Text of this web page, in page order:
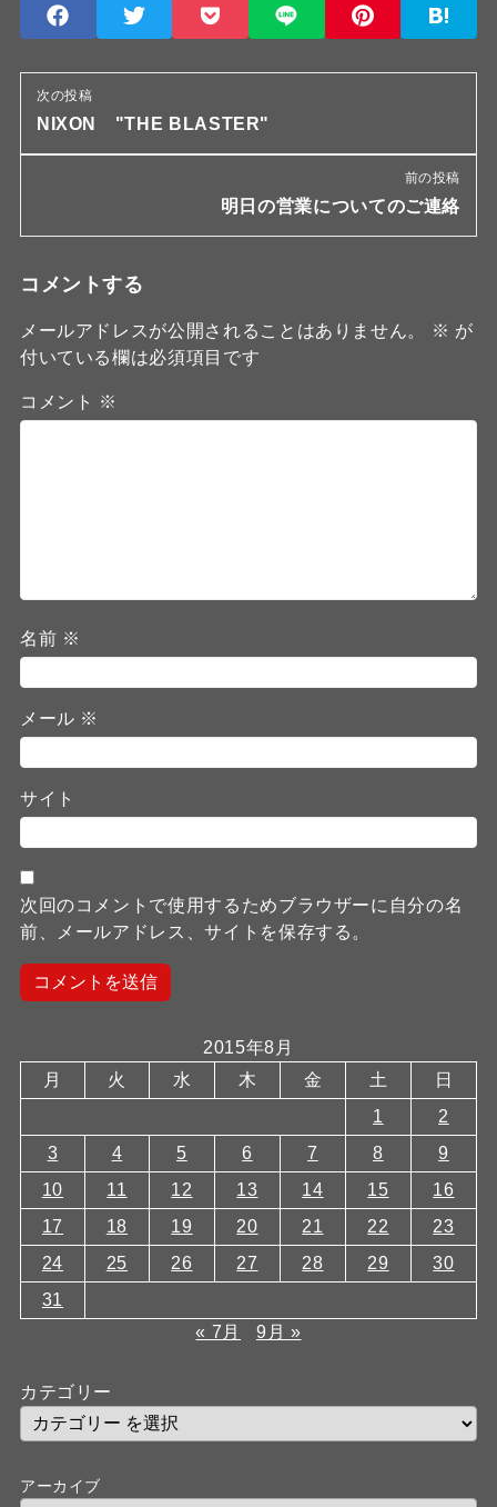
次の投稿
NIXON "THE BLASTER"
前の投稿
明日の営業についてのご連絡
コメントする
メールアドレスが公開されることはありません。 ※ が
付いている欄は必須項目です
コメント ※
名前 ※
メール ※
サイト
次回のコメントで使用するためブラウザーに自分の名
前、メールアドレス、サイトを保存する。
2015年8月
月
火 水 木 金 土
日
1
2
3
4 5 6 7 8
9
10
11 12 13 14 15
16
17
18 19 20 21 22
23
24
25 26 27 28 29
30
31
« 7月
9月 »
カテゴリー
アーカイブ